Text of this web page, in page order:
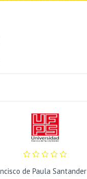
de Paula Santander